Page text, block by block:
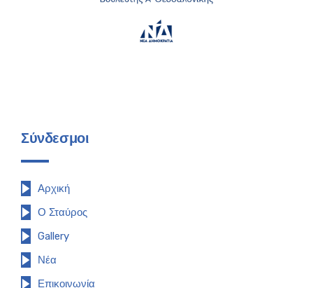
Σύνδεσμοι
Αρχική
Ο Σταύρος
Gallery
Νέα
Επικοινωνία